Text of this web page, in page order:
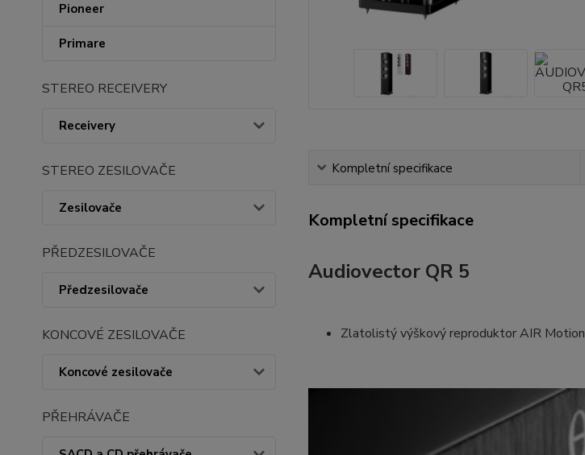
Pioneer
Primare
STEREO RECEIVERY
Receivery
STEREO ZESILOVAČE
Zesilovače
PŘEDZESILOVAČE
Předzesilovače
KONCOVÉ ZESILOVAČE
Koncové zesilovače
PŘEHRÁVAČE
Kompletní specifikace
Kompletní specifikace
Audiovector QR 5
Zlatolistý výškový reproduktor AIR Motion